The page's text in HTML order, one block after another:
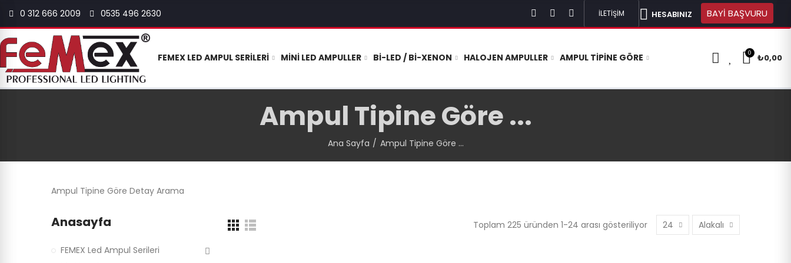
0 312 666 2009 0535 496 2630 İLETİŞİM HESABINIZ BAYİ BAŞVURU
FEMEX LED AMPUL SERILERI MINI LED AMPULLER BI-LED / BI-XENON HALOJEN AMPULLER AMPUL TIPINE GÖRE 0 ₺0,00
Ampul Tipine Göre ...
Ana Sayfa Ampul Tipine Göre ...
Ampul Tipine Göre Detay Arama
Toplam 225 üründen 1-24 arası gösteriliyor 24 Alakalı
Anasayfa
FEMEX Led Ampul Serileri